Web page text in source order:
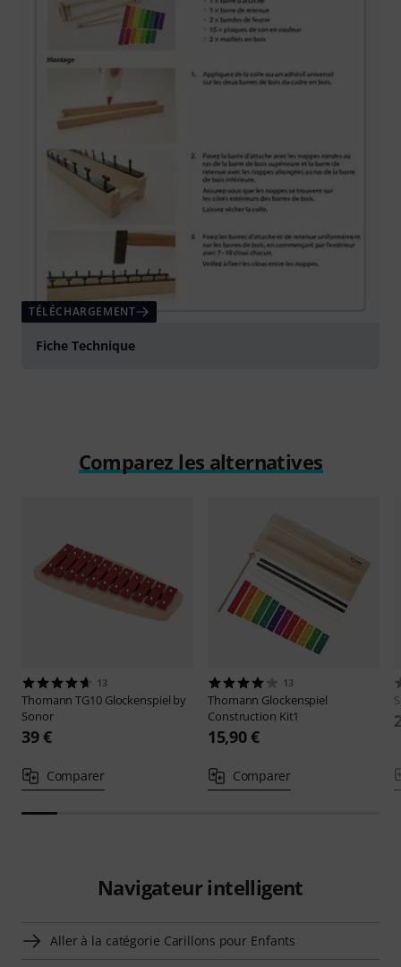
TÉLÉCHARGEMENT
Fiche Technique
Comparez les alternatives
13
ThomannTG10 Glockenspiel by
Sonor
39 €
Comparer
13
Thomann Glockenspiel
Construction Kit1
15,90 €
Comparer
Navigateur intelligent
Aller à la catégorie Carillons pour Enfants